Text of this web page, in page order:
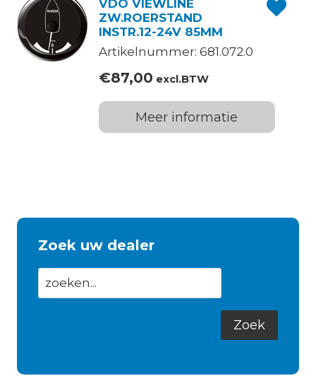
VDO VIEWLINE
ZW.ROERSTAND
INSTR.12-24V 85MM
Artikelnummer: 681.072.0
€87,00 excl.BTW
Meer informatie
Zoek uw dealer